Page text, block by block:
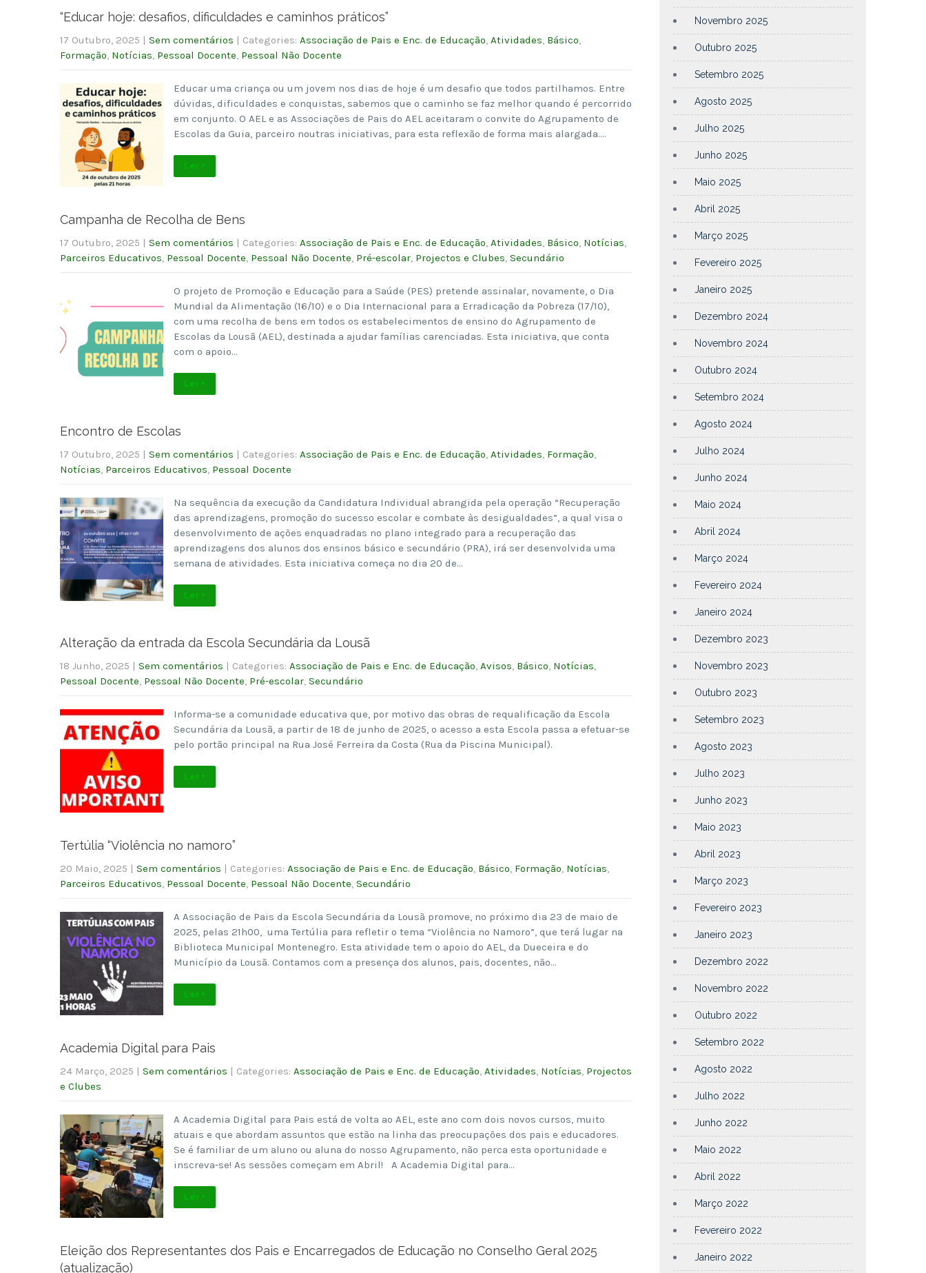
“Educar hoje: desafios, dificuldades e caminhos práticos”
17 Outubro, 2025 | Sem comentários | Categories: Associação de Pais e Enc. de Educação, Atividades, Básico,
Formação, Notícias, Pessoal Docente, Pessoal Não Docente
Educar uma criança ou um jovem nos dias de hoje é um desafio que todos partilhamos. Entre
dúvidas, dificuldades e conquistas, sabemos que o caminho se faz melhor quando é percorrido
em conjunto. O AEL e as Associações de Pais do AEL aceitaram o convite do Agrupamento de
Escolas da Guia, parceiro noutras iniciativas, para esta reflexão de forma mais alargada….
Ler +
Campanha de Recolha de Bens
17 Outubro, 2025 | Sem comentários | Categories: Associação de Pais e Enc. de Educação, Atividades, Básico, Notícias,
Parceiros Educativos, Pessoal Docente, Pessoal Não Docente, Pré-escolar, Projectos e Clubes, Secundário
O projeto de Promoção e Educação para a Saúde (PES) pretende assinalar, novamente, o Dia
Mundial da Alimentação (16/10) e o Dia Internacional para a Erradicação da Pobreza (17/10),
com uma recolha de bens em todos os estabelecimentos de ensino do Agrupamento de
Escolas da Lousã (AEL), destinada a ajudar famílias carenciadas. Esta iniciativa, que conta
com o apoio…
Ler +
Encontro de Escolas
17 Outubro, 2025 | Sem comentários | Categories: Associação de Pais e Enc. de Educação, Atividades, Formação,
Notícias, Parceiros Educativos, Pessoal Docente
Na sequência da execução da Candidatura Individual abrangida pela operação “Recuperação
das aprendizagens, promoção do sucesso escolar e combate às desigualdades”, a qual visa o
desenvolvimento de ações enquadradas no plano integrado para a recuperação das
aprendizagens dos alunos dos ensinos básico e secundário (PRA), irá ser desenvolvida uma
semana de atividades. Esta iniciativa começa no dia 20 de…
Ler +
Alteração da entrada da Escola Secundária da Lousã
18 Junho, 2025 | Sem comentários | Categories: Associação de Pais e Enc. de Educação, Avisos, Básico, Notícias,
Pessoal Docente, Pessoal Não Docente, Pré-escolar, Secundário
Informa-se a comunidade educativa que, por motivo das obras de requalificação da Escola
Secundária da Lousã, a partir de 18 de junho de 2025, o acesso a esta Escola passa a efetuar-se
pelo portão principal na Rua José Ferreira da Costa (Rua da Piscina Municipal).
Ler +
Tertúlia “Violência no namoro”
20 Maio, 2025 | Sem comentários | Categories: Associação de Pais e Enc. de Educação, Básico, Formação, Notícias,
Parceiros Educativos, Pessoal Docente, Pessoal Não Docente, Secundário
A Associação de Pais da Escola Secundária da Lousã promove, no próximo dia 23 de maio de
2025, pelas 21h00, uma Tertúlia para refletir o tema “Violência no Namoro”, que terá lugar na
Biblioteca Municipal Montenegro. Esta atividade tem o apoio do AEL, da Dueceira e do
Município da Lousã. Contamos com a presença dos alunos, pais, docentes, não…
Ler +
Academia Digital para Pais
24 Março, 2025 | Sem comentários | Categories: Associação de Pais e Enc. de Educação, Atividades, Notícias, Projectos
e Clubes
A Academia Digital para Pais está de volta ao AEL, este ano com dois novos cursos, muito
atuais e que abordam assuntos que estão na linha das preocupações dos pais e educadores.
Se é familiar de um aluno ou aluna do nosso Agrupamento, não perca esta oportunidade e
inscreva-se! As sessões começam em Abril! A Academia Digital para…
Ler +
Eleição dos Representantes dos Pais e Encarregados de Educação no Conselho Geral 2025
(atualização)
Novembro 2025
Outubro 2025
Setembro 2025
Agosto 2025
Julho 2025
Junho 2025
Maio 2025
Abril 2025
Março 2025
Fevereiro 2025
Janeiro 2025
Dezembro 2024
Novembro 2024
Outubro 2024
Setembro 2024
Agosto 2024
Julho 2024
Junho 2024
Maio 2024
Abril 2024
Março 2024
Fevereiro 2024
Janeiro 2024
Dezembro 2023
Novembro 2023
Outubro 2023
Setembro 2023
Agosto 2023
Julho 2023
Junho 2023
Maio 2023
Abril 2023
Março 2023
Fevereiro 2023
Janeiro 2023
Dezembro 2022
Novembro 2022
Outubro 2022
Setembro 2022
Agosto 2022
Julho 2022
Junho 2022
Maio 2022
Abril 2022
Março 2022
Fevereiro 2022
Janeiro 2022